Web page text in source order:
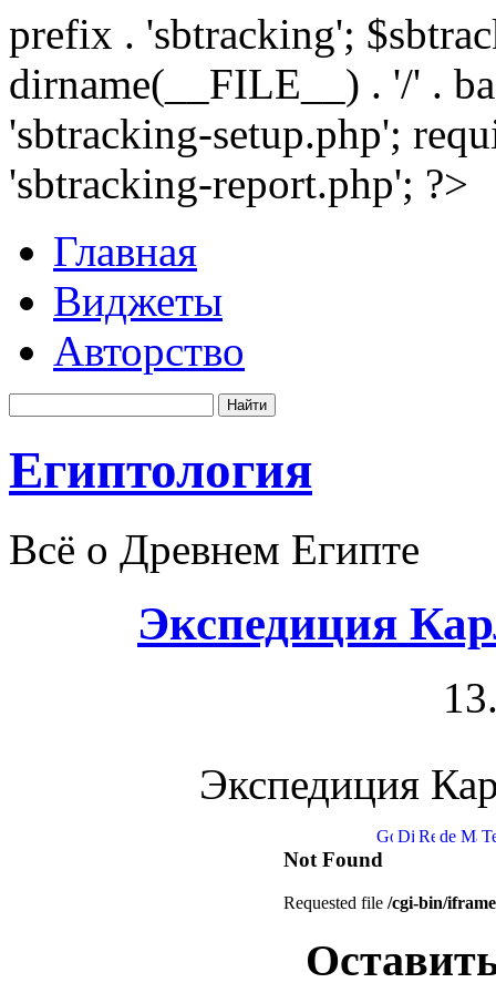
prefix . 'sbtracking';
dirname(__FILE__) . '/' .
'sbtracking-setup.php';
'sbtracking-report.php'; ?>
Главная
Виджеты
Авторство
Египтология
Всё о Древнем Египте
Экспедиция
Экспедиция